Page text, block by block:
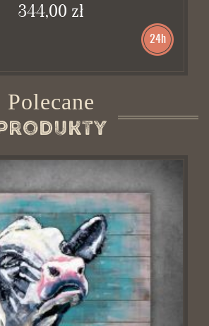
344,00 zł
24h
Polecane